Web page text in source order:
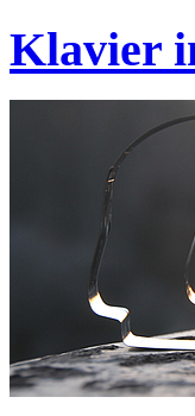
Klavier